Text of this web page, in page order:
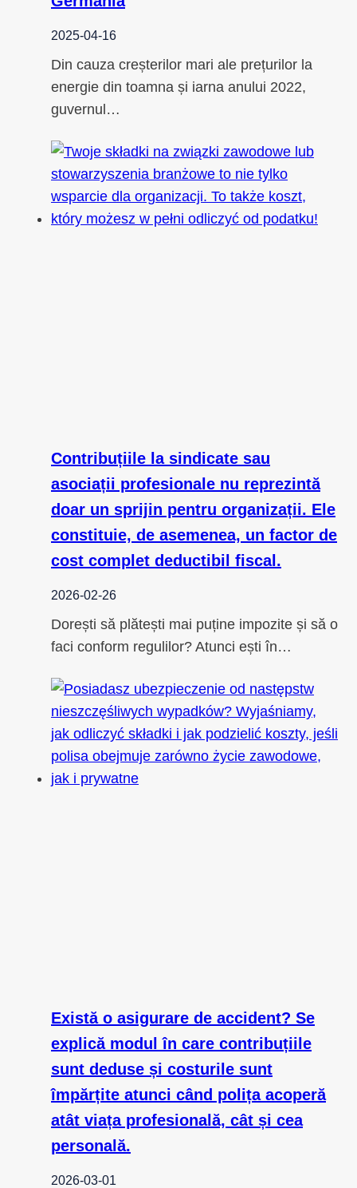
2025-04-16
Din cauza creșterilor mari ale prețurilor la
energie din toamna și iarna anului 2022,
guvernul…
Contribuțiile la sindicate sau
asociații profesionale nu reprezintă
doar un sprijin pentru organizații. Ele
constituie, de asemenea, un factor de
cost complet deductibil fiscal.
2026-02-26
Dorești să plătești mai puține impozite și să o
faci conform regulilor? Atunci ești în…
Există o asigurare de accident? Se
explică modul în care contribuțiile
sunt deduse și costurile sunt
împărțite atunci când polița acoperă
atât viața profesională, cât și cea
personală.
2026-03-01